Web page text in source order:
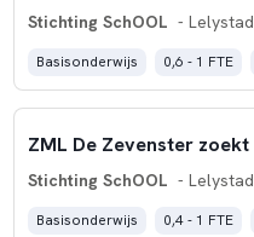
Stichting SchOOL - Lelystad
Basisonderwijs 0,6 - 1 FTE
Stichting SchOOL - Lelystad
Basisonderwijs 0,4 - 1 FTE